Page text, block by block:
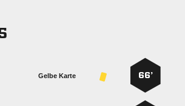
66’
Gelbe Karte